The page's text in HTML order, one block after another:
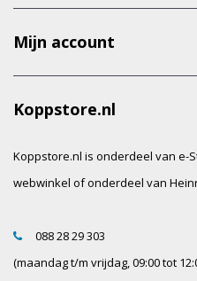
Mijn account
Koppstore.nl
Koppstore.nl is onderdeel van e-
webwinkel of onderdeel van
088 28 29 303
(maandag t/m vrijdag, 09:00 tot